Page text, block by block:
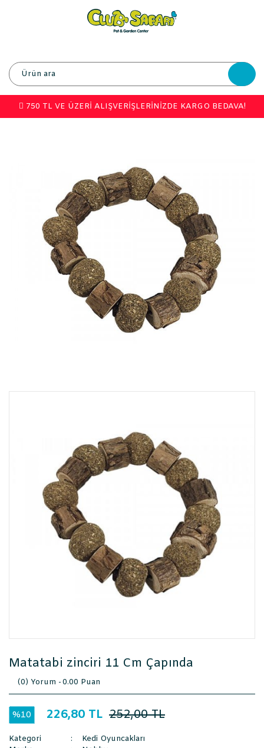
750 TL VE ÜZERİ ALIŞVERİŞLERİNİZDE KARGO BEDAVA!
Matatabi zinciri 11 Cm Çapında
(0) Yorum -0.00 Puan
%10 226,80 TL 252,00 TL
Kategori
Kedi Oyuncakları